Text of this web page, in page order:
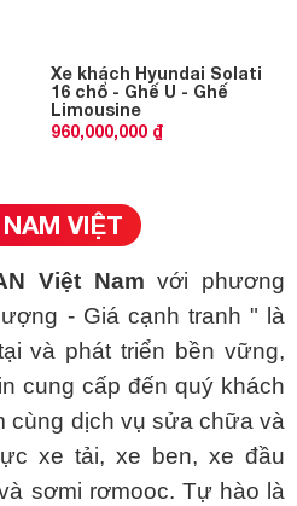
Xe khách Hyundai Solati
16 chổ - Ghế U - Ghế
Limousine
960,000,000 ₫
VIỆT
Việt Nam với phương
- Giá cạnh tranh " là
và phát triển bền vững,
cung cấp đến quý khách
cùng dịch vụ sửa chữa và
xe tải, xe ben, xe đầu
sơmi rơmooc. Tự hào là